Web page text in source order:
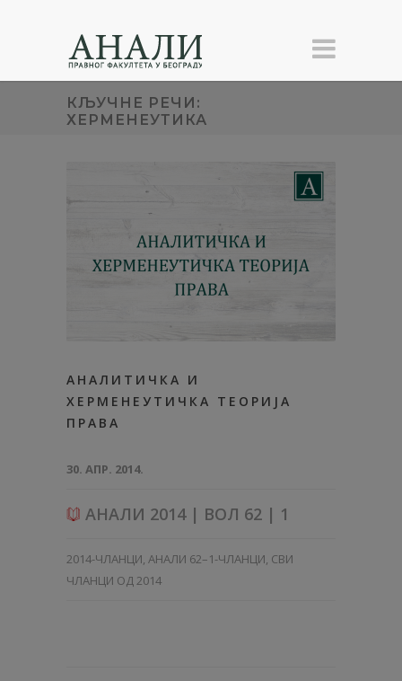
КЉУЧНЕ РЕЧИ:
ХЕРМЕНЕУТИКА
АНАЛИТИЧКА И
ХЕРМЕНЕУТИЧКА ТЕОРИЈА
ПРАВА
30. АПР. 2014.
АНАЛИ 2014 | ВОЛ 62 | 1
2014-ЧЛАНЦИ, АНАЛИ 62–1-ЧЛАНЦИ, СВИ
ЧЛАНЦИ ОД 2014